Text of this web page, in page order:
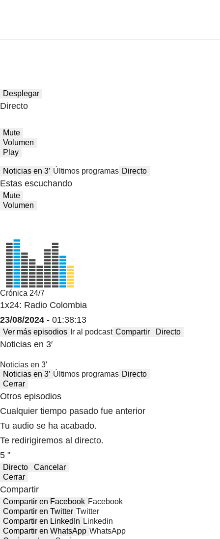
Desplegar
Directo
Mute
Volumen
Play
Noticias en 3′ Últimos programas Directo
Estas escuchando
Mute
Volumen
Crónica 24/7
1x24: Radio Colombia
23/08/2024 - 01:38:13
Ver más episodios Ir al podcast Compartir Directo
Noticias en 3′
Noticias en 3′
Noticias en 3′ Últimos programas Directo
Cerrar
Otros episodios
Cualquier tiempo pasado fue anterior
Tu audio se ha acabado.
Te redirigiremos al directo.
5 "
Directo
Cancelar
Cerrar
Compartir
Compartir en Facebook Facebook
Compartir en Twitter Twitter
Compartir en LinkedIn Linkedin
Compartir en WhatsApp WhatsApp